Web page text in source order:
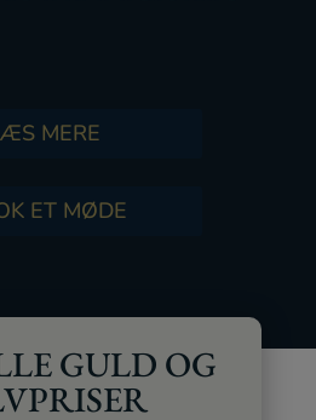
MERE
ET MØDE
GULD OG